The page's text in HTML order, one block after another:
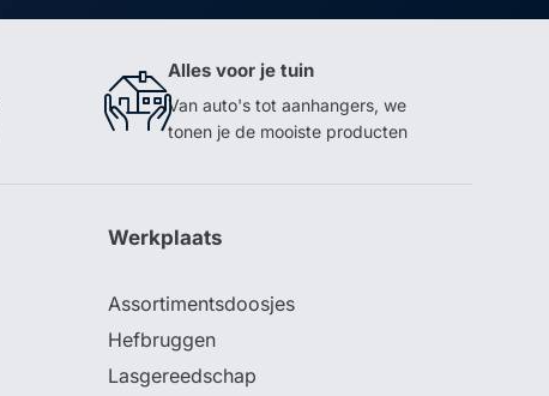
Alles voor je tuin
Van auto's tot aanhangers, we
tonen je de mooiste producten
Werkplaats
Assortimentsdoosjes
Hefbruggen
Lasgereedschap